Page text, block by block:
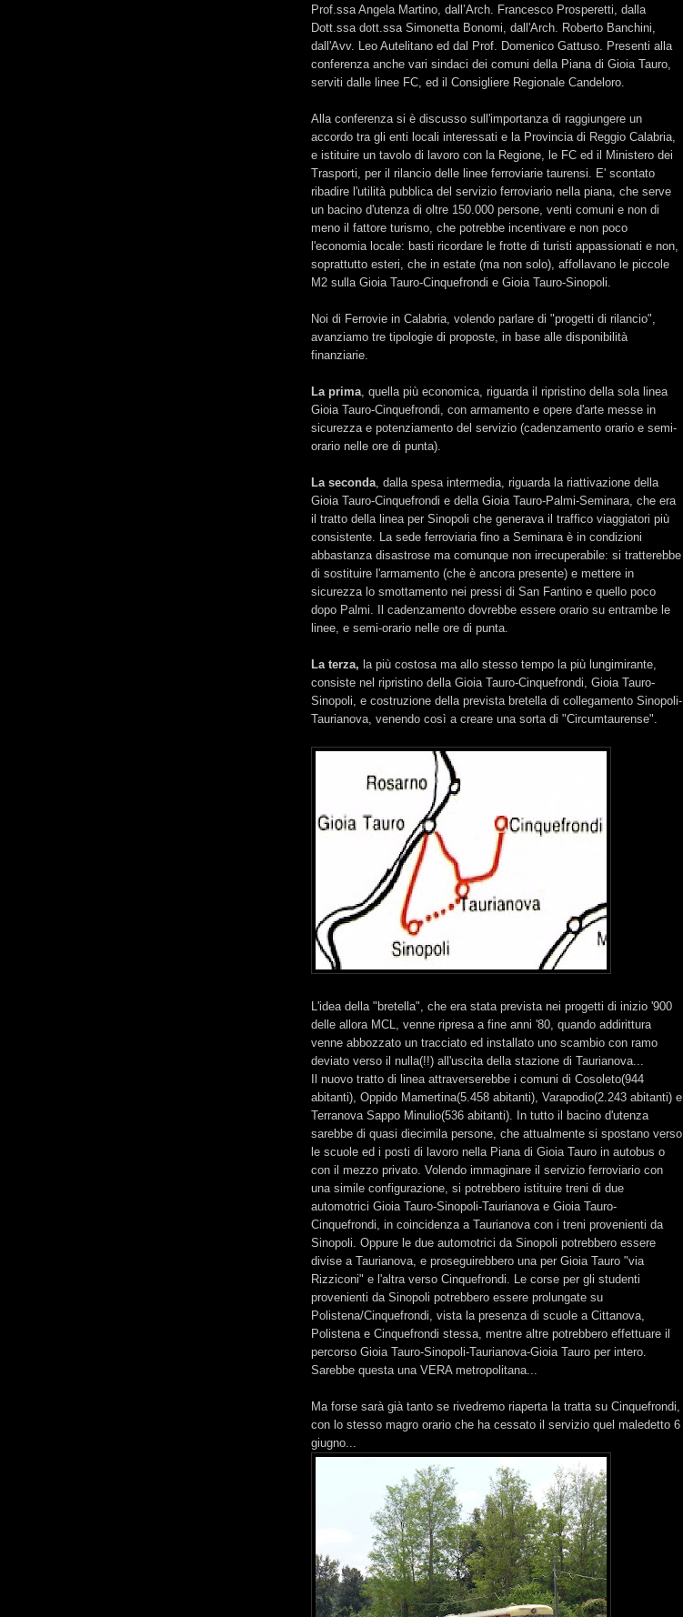
Prof.ssa Angela Martino, dall’Arch. Francesco Prosperetti, dalla
Dott.ssa dott.ssa Simonetta Bonomi, dall'Arch. Roberto Banchini,
dall'Avv. Leo Autelitano ed dal Prof. Domenico Gattuso. Presenti alla
conferenza anche vari sindaci dei comuni della Piana di Gioia Tauro,
serviti dalle linee FC, ed il Consigliere Regionale Candeloro.
Alla conferenza si è discusso sull'importanza di raggiungere un
accordo tra gli enti locali interessati e la Provincia di Reggio Calabria,
e istituire un tavolo di lavoro con la Regione, le FC ed il Ministero dei
Trasporti, per il rilancio delle linee ferroviarie taurensi. E' scontato
ribadire l'utilità pubblica del servizio ferroviario nella piana, che serve
un bacino d'utenza di oltre 150.000 persone, venti comuni e non di
meno il fattore turismo, che potrebbe incentivare e non poco
l'economia locale: basti ricordare le frotte di turisti appassionati e non,
soprattutto esteri, che in estate (ma non solo), affollavano le piccole
M2 sulla Gioia Tauro-Cinquefrondi e Gioia Tauro-Sinopoli.
Noi di Ferrovie in Calabria, volendo parlare di "progetti di rilancio",
avanziamo tre tipologie di proposte, in base alle disponibilità
finanziarie.
La prima , quella più economica, riguarda il ripristino della sola linea
Gioia Tauro-Cinquefrondi, con armamento e opere d'arte messe in
sicurezza e potenziamento del servizio (cadenzamento orario e semi-
orario nelle ore di punta).
La seconda , dalla spesa intermedia, riguarda la riattivazione della
Gioia Tauro-Cinquefrondi e della Gioia Tauro-Palmi-Seminara, che era
il tratto della linea per Sinopoli che generava il traffico viaggiatori più
consistente. La sede ferroviaria fino a Seminara è in condizioni
abbastanza disastrose ma comunque non irrecuperabile: si tratterebbe
di sostituire l'armamento (che è ancora presente) e mettere in
sicurezza lo smottamento nei pressi di San Fantino e quello poco
dopo Palmi. Il cadenzamento dovrebbe essere orario su entrambe le
linee, e semi-orario nelle ore di punta.
La terza, la più costosa ma allo stesso tempo la più lungimirante,
consiste nel ripristino della Gioia Tauro-Cinquefrondi, Gioia Tauro-
Sinopoli, e costruzione della prevista bretella di collegamento Sinopoli-
Taurianova, venendo così a creare una sorta di "Circumtaurense".
L'idea della "bretella", che era stata prevista nei progetti di inizio '900
delle allora MCL, venne ripresa a fine anni '80, quando addirittura
venne abbozzato un tracciato ed installato uno scambio con ramo
deviato verso il nulla(!!) all'uscita della stazione di Taurianova...
Il nuovo tratto di linea attraverserebbe i comuni di Cosoleto(944
abitanti), Oppido Mamertina(5.458 abitanti), Varapodio(2.243 abitanti) e
Terranova Sappo Minulio(536 abitanti). In tutto il bacino d'utenza
sarebbe di quasi diecimila persone, che attualmente si spostano verso
le scuole ed i posti di lavoro nella Piana di Gioia Tauro in autobus o
con il mezzo privato. Volendo immaginare il servizio ferroviario con
una simile configurazione, si potrebbero istituire treni di due
automotrici Gioia Tauro-Sinopoli-Taurianova e Gioia Tauro-
Cinquefrondi, in coincidenza a Taurianova con i treni provenienti da
Sinopoli. Oppure le due automotrici da Sinopoli potrebbero essere
divise a Taurianova, e proseguirebbero una per Gioia Tauro "via
Rizziconi" e l'altra verso Cinquefrondi. Le corse per gli studenti
provenienti da Sinopoli potrebbero essere prolungate su
Polistena/Cinquefrondi, vista la presenza di scuole a Cittanova,
Polistena e Cinquefrondi stessa, mentre altre potrebbero effettuare il
percorso Gioia Tauro-Sinopoli-Taurianova-Gioia Tauro per intero.
Sarebbe questa una VERA metropolitana...
Ma forse sarà già tanto se rivedremo riaperta la tratta su Cinquefrondi,
con lo stesso magro orario che ha cessato il servizio quel maledetto 6
giugno...